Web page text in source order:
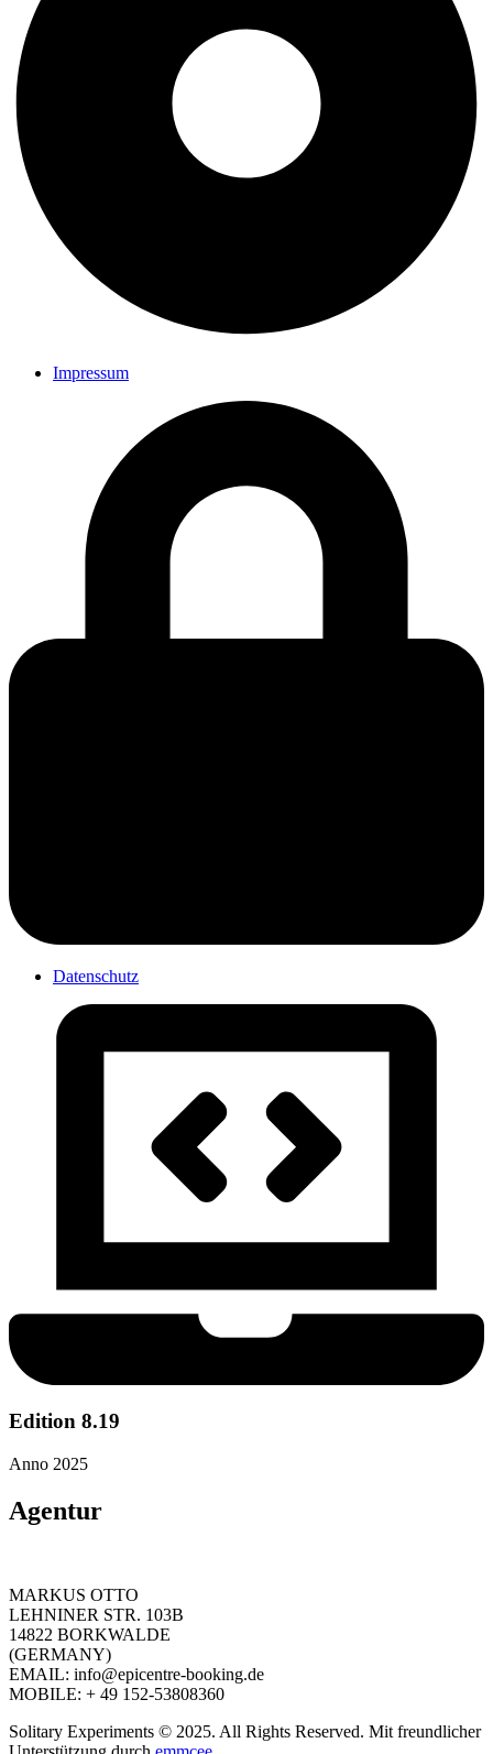
Impressum
Datenschutz
Edition 8.19
Anno 2025
Agentur
MARKUS OTTO
LEHNINER STR. 103B
14822 BORKWALDE
(GERMANY)
EMAIL: info@epicentre-booking.de
MOBILE: + 49 152-53808360
Solitary Experiments © 2025. All Rights Reserved. Mit freundlicher